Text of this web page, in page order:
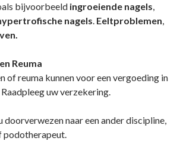
bijvoorbeeld ingroeiende nagels,
nagels. Eeltproblemen,
Reuma
of reuma kunnen voor een vergoeding in
uw verzekering.
doorverwezen naar een ander discipline,
podotherapeut.